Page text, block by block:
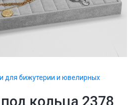
для бижутерии и ювелирных
кольца 2378